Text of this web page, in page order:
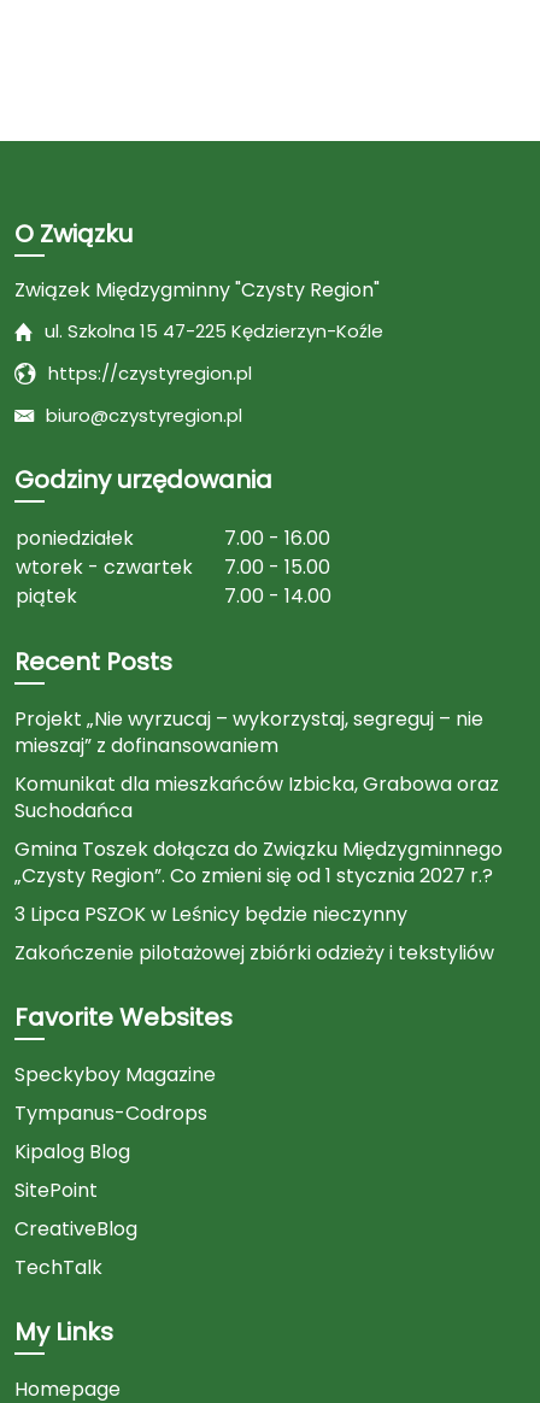
O Związku
Związek Międzygminny "Czysty Region"
ul. Szkolna 15 47-225 Kędzierzyn-Koźle
https://czystyregion.pl
biuro@czystyregion.pl
Godziny urzędowania
poniedziałek
7.00 - 16.00
wtorek - czwartek
7.00 - 15.00
piątek
7.00 - 14.00
Recent Posts
Projekt „Nie wyrzucaj – wykorzystaj, segreguj – nie
mieszaj” z dofinansowaniem
Komunikat dla mieszkańców Izbicka, Grabowa oraz
Suchodańca
Gmina Toszek dołącza do Związku Międzygminnego
„Czysty Region”. Co zmieni się od 1 stycznia 2027 r.?
3 Lipca PSZOK w Leśnicy będzie nieczynny
Zakończenie pilotażowej zbiórki odzieży i tekstyliów
Favorite Websites
Speckyboy Magazine
Tympanus-Codrops
Kipalog Blog
SitePoint
CreativeBlog
TechTalk
My Links
Homepage